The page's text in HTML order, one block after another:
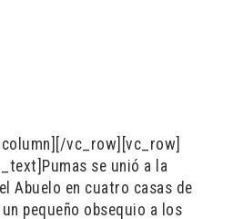
vc_row][vc_row]
se unió a la
Abuelo en cuatro casas de
pequeño obsequio a los